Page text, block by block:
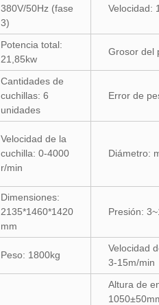
380V/50Hz (fase
3)
Velocidad:
Potencia total:
21,85kw
Grosor del
Cantidades de
cuchillas: 6
unidades
Error de
Velocidad de la
cuchilla: 0-4000
r/min
Diámetro:
Dimensiones:
2135*1460*1420
mm
Presión:
Peso: 1800kg
Velocidad
3-15m/min
Altura de